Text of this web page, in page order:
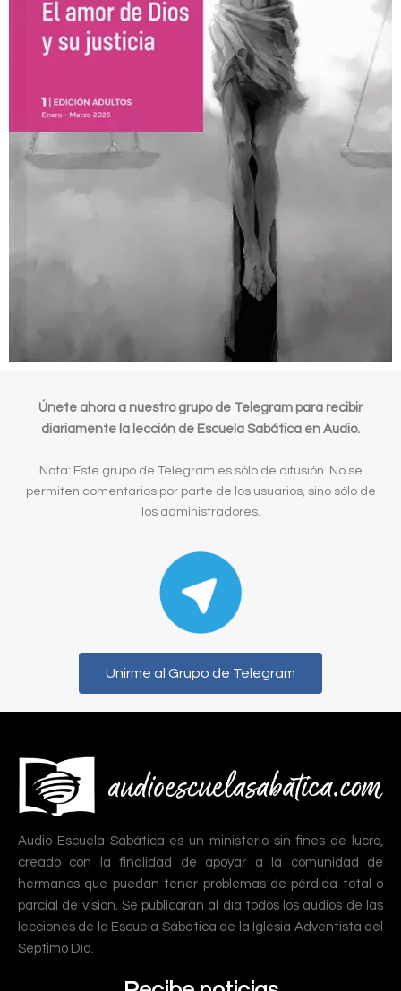
Únete ahora a nuestro grupo de Telegram para recibir
diariamente la lección de Escuela Sabática en Audio.
Nota: Este grupo de Telegram es sólo de difusión. No se
permiten comentarios por parte de los usuarios, sino sólo de
los administradores.
Unirme al Grupo de Telegram
Audio Escuela Sabática es un ministerio sin fines de lucro,
creado con la finalidad de apoyar a la comunidad de
hermanos que puedan tener problemas de pérdida total o
parcial de visión. Se publicarán al día todos los audios de las
lecciones de la Escuela Sábatica de la Iglesia Adventista del
Séptimo Día.